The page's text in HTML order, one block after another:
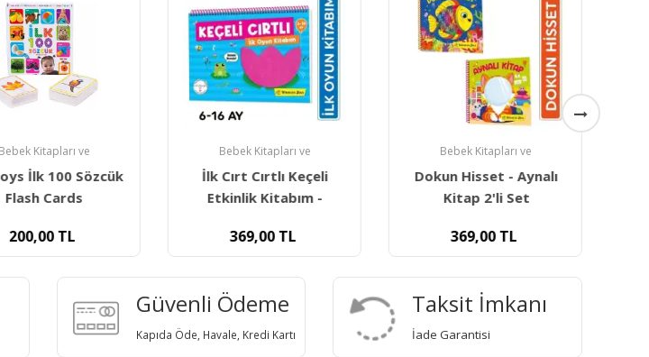
Bebek Kitapları ve
İlk 100 Sözcük
Flash Cards
200,00TL
Bebek Kitapları ve
İlk Cırt Cırtlı Keçeli
Etkinlik Kitabım -
369,00TL
Bebek Kitapları ve
Dokun Hisset - Aynalı
Kitap 2'li Set
369,00TL
Güvenli Ödeme
Kapıda Öde, Havale, Kredi Kartı
Taksit İmkanı
İade Garantisi